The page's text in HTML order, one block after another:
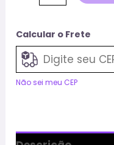
Calcular o Frete
Não sei meu CEP